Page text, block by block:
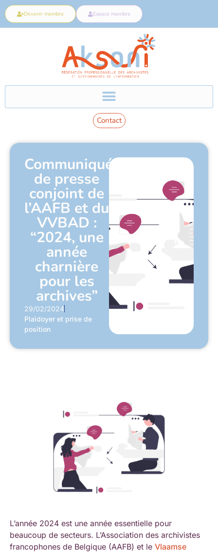
Devenir membre Espace membre
Contact
Communiqué
de presse
conjoint de
l’AAFB et du
VVBAD :
“2024, une
année
charnière
pour les
archives”
29/02/2024
Plaidoyer et prise de
position
L’année 2024 est une année essentielle pour
beaucoup de secteurs. L’Association des archivistes
francophones de Belgique (AAFB) et le Vlaamse